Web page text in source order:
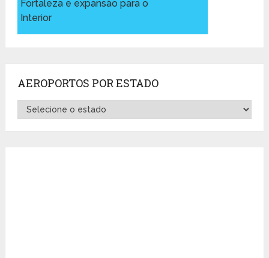
Fortaleza e expansão para o
Interior
AEROPORTOS POR ESTADO
Aeroportos
por